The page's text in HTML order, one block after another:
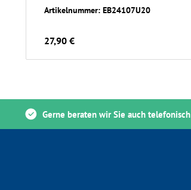
Artikelnummer: EB24107U20
27,90 €
Gerne beraten wir Sie auch telefonisch